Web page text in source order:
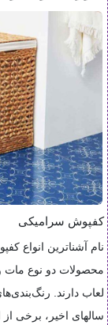
کفپوش سرامیکی
نام آشناترین انواع
محصولات دو نوع مات
لعاب دارند.
سالهای اخیر، برخی